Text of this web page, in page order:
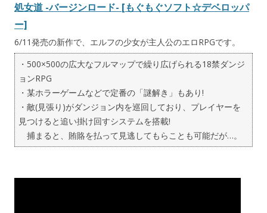
処女道 -バージンロード- [もぐもぐソフト☆デベロッパ
ー]
6/11発売の新作で、エルフの少女が主人公のエロRPGです。
・500×500の広大なフルマップで繰り広げられる18禁ダンジ
ョンRPG
・某ホラーゲームなどで定番の「謎解き」もあり!
・敵(見張り)がダンジョン内を巡回しており、プレイヤーを
見つけると追い掛け回すシステムを搭載!
捕まると、賄賂を払って見逃してもらことも可能だが…。